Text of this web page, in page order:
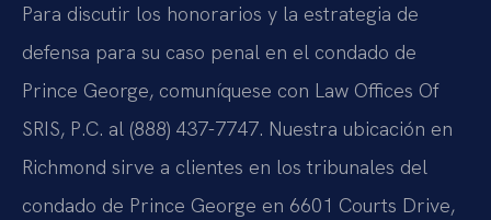
Para discutir los honorarios y la estrategia de
defensa para su caso penal en el condado de
Prince George, comuníquese con Law Offices Of
SRIS, P.C. al (888) 437-7747. Nuestra ubicación en
Richmond sirve a clientes en los tribunales del
condado de Prince George en 6601 Courts Drive,